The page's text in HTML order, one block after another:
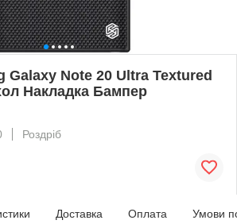
Galaxy Note 20 Ultra Textured
Накладка Бампер
Роздріб
Доставка Оплата Умови